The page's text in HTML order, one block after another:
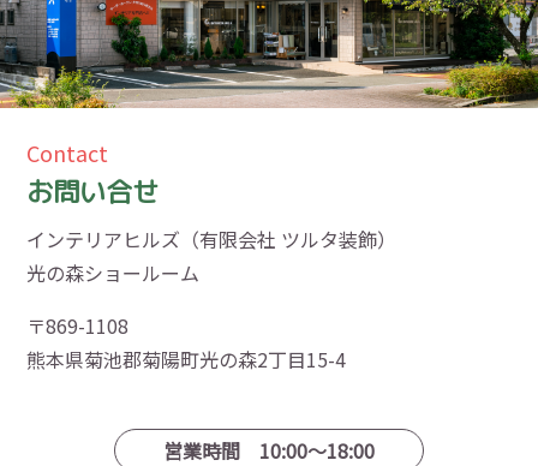
Contact
お問い合せ
インテリアヒルズ（有限会社 ツルタ装飾）
光の森ショールーム
〒869-1108
熊本県菊池郡菊陽町光の森2丁目15-4
営業時間 10:00〜18:00